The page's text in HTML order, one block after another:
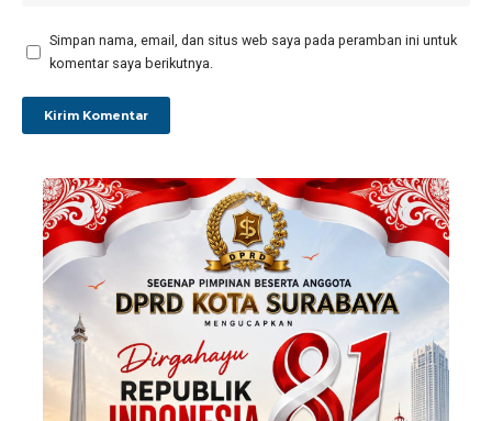
Simpan nama, email, dan situs web saya pada peramban ini untuk
komentar saya berikutnya.